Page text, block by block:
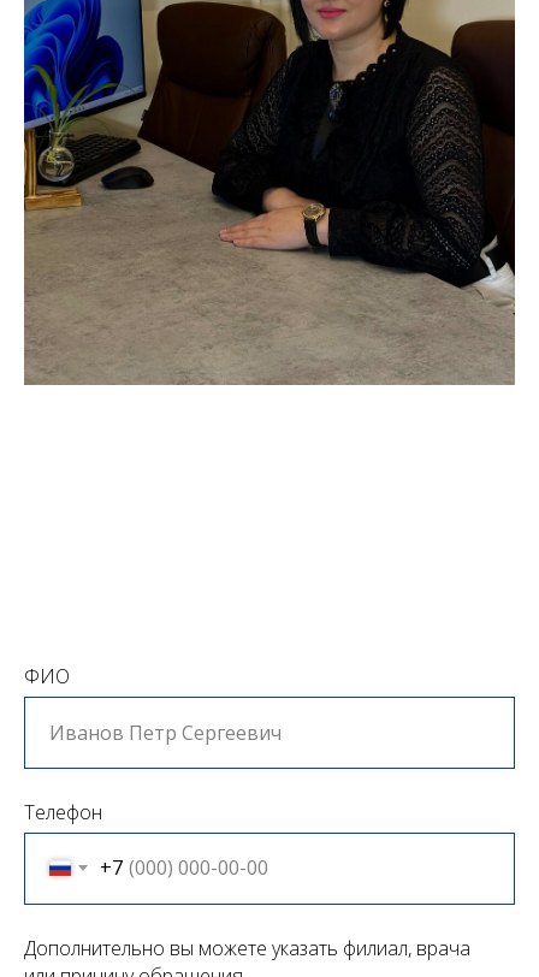
ФИО
Телефон
+7
Дополнительно вы можете указать филиал, врача